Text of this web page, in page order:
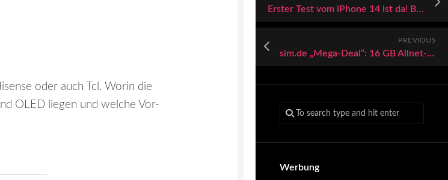
Erster Test vom iPhone 14 ist da! Bei diesem Punkt hapert es
PREVIOUS
sim.de „Mega-Deal“: 16 GB Allnet-Flat-Tarif für 10,99 Euro mtl.
Werbung
oder auch Tcl. Worin die
OLED liegen und welche Vor-